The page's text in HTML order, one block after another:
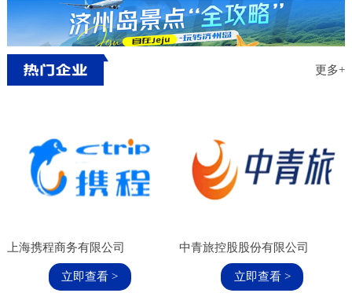
家居用品展再次扩容激情相约美丽蓉城！2025年
我们将关注市场热点，带您开拓西部市场。展品
范围展品范围: 展品范围内容替换： 小家电、文
创产品、家居饰品、陶瓷、箱包皮具、
更多+
上海携程商务有限公司
立即查看 >
中青旅控股股份有限公司
立即查看 >